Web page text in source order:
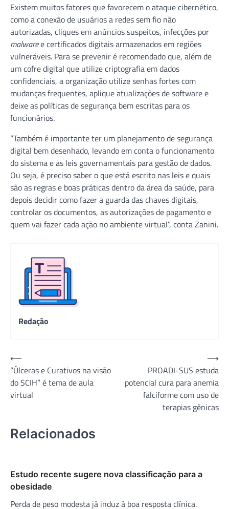
Existem muitos fatores que favorecem o ataque cibernético,
como a conexão de usuários a redes sem fio não
autorizadas, cliques em anúncios suspeitos, infecções por
malwaree certificados digitais armazenados em regiões
vulneráveis. Para se prevenir é recomendado que, além de
um cofre digital que utilize criptografia em dados
confidenciais, a organização utilize senhas fortes com
mudanças frequentes, aplique atualizações de software e
deixe as políticas de segurança bem escritas para os
funcionários.
“Também é importante ter um planejamento de segurança
digital bem desenhado, levando em conta o funcionamento
do sistema e as leis governamentais para gestão de dados.
Ou seja, é preciso saber o que está escrito nas leis e quais
são as regras e boas práticas dentro da área da saúde, para
depois decidir como fazer a guarda das chaves digitais,
controlar os documentos, as autorizações de pagamento e
quem vai fazer cada ação no ambiente virtual”, conta Zanini.
Redação
Navegação
de
Post
⟵
“Úlceras e Curativos na visão
do SCIH” é tema de aula
virtual
PROADI-SUS estuda
potencial cura para anemia
falciforme com uso de
terapias gênicas
⟶
Relacionados
Estudo recente sugere nova classificação para a
obesidade
Perda de peso modesta já induz à boa resposta clínica.